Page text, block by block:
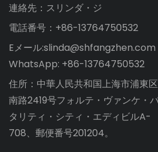
連絡先：スリンダ・ジ
電話番号：+86-13764750532
Eメール:slinda@shfangzhen.com
WhatsApp: +86-13764750532
住所：中華人民共和国上海市浦東
南路2419号フォルテ・ヴァンケ・
タリティ・シティ・エディビルA-
708、郵便番号201204。